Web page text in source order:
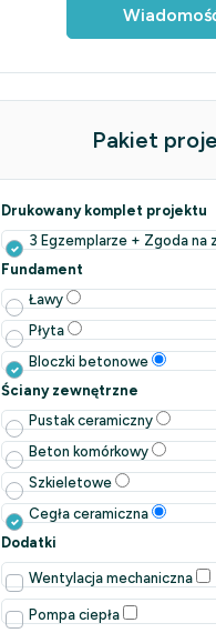
Pakiet
Drukowany komplet projektu
3 Egzemplarze + Zgoda na
Fundament
Ławy
Płyta
Bloczki betonowe
Ściany zewnętrzne
Pustak ceramiczny
Beton komórkowy
Szkieletowe
Cegła ceramiczna
Dodatki
Wentylacja mechaniczna
Pompa ciepła